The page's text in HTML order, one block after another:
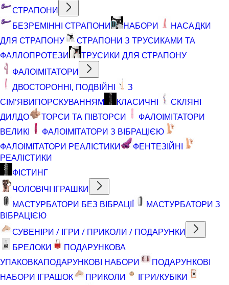
СТРАПОНИ
БЕЗРЕМІННІ СТРАПОНИ
НАБОРИ
НАСАДКИ
ДЛЯ СТРАПОНУ
СТРАПОНИ З ТРУСИКАМИ ТА
ФАЛЛОПРОТЕЗИ
ТРУСИКИ ДЛЯ СТРАПОНУ
ФАЛОІМІТАТОРИ
ДВОСТОРОННІ, ПОДВІЙНІ
З
СІМ'ЯВИПОРСКУВАННЯМ
КЛАСИЧНІ
СКЛЯНІ
ДИЛДО
ТОРСИ ТА ПІВТОРСИ
ФАЛОІМІТАТОРИ
ВЕЛИКІ
ФАЛОІМІТАТОРИ З ВІБРАЦІЄЮ
ФАЛОІМІТАТОРИ РЕАЛІСТИКИ
ФЕНТЕЗІЙНІ
РЕАЛІСТИКИ
ФІСТИНГ
ЧОЛОВІЧІ ІГРАШКИ
МАСТУРБАТОРИ БЕЗ ВІБРАЦІЇ
МАСТУРБАТОРИ З
ВІБРАЦІЄЮ
СУВЕНІРИ / ІГРИ / ПРИКОЛИ / ПОДАРУНКИ
БРЕЛОКИ
ПОДАРУНКОВА
УПАКОВКАПОДАРУНКОВІ НАБОРИ
ПОДАРУНКОВІ
НАБОРИ ІГРАШОК
ПРИКОЛИ
ІГРИ/КУБІКИ